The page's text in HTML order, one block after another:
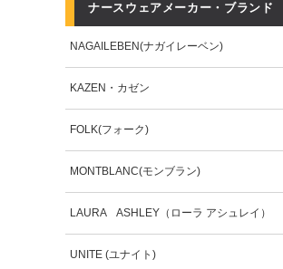
ナースウェアメーカー・ブランド
NAGAILEBEN(ナガイレーベン)
KAZEN・カゼン
FOLK(フォーク)
MONTBLANC(モンブラン)
LAURA ASHLEY（ローラ アシュレイ）
UNITE (ユナイト)